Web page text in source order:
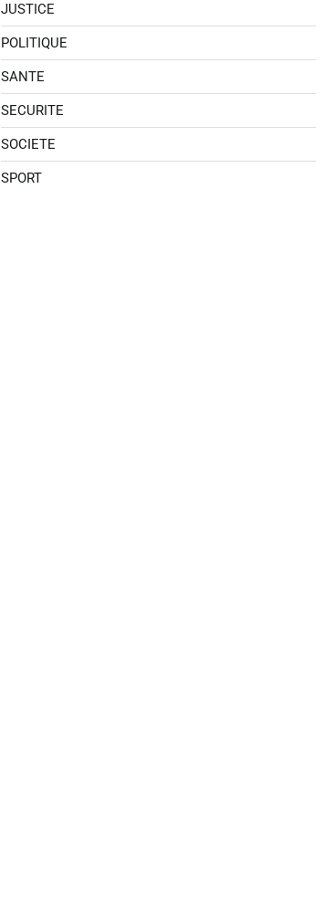
JUSTICE
POLITIQUE
SANTE
SECURITE
SOCIETE
SPORT